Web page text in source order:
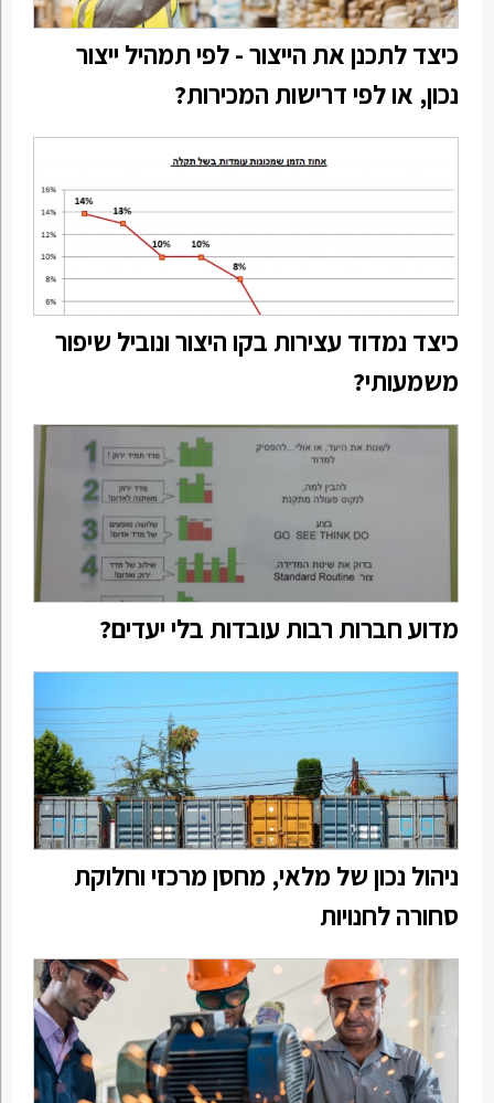
כיצד לתכנן את הייצור - לפי תמהיל ייצור
נכון, או לפי דרישות המכירות?
כיצד נמדוד עצירות בקו היצור ונוביל שיפור
משמעותי?
מדוע חברות רבות עובדות בלי יעדים?
ניהול נכון של מלאי, מחסן מרכזי וחלוקת
סחורה לחנויות